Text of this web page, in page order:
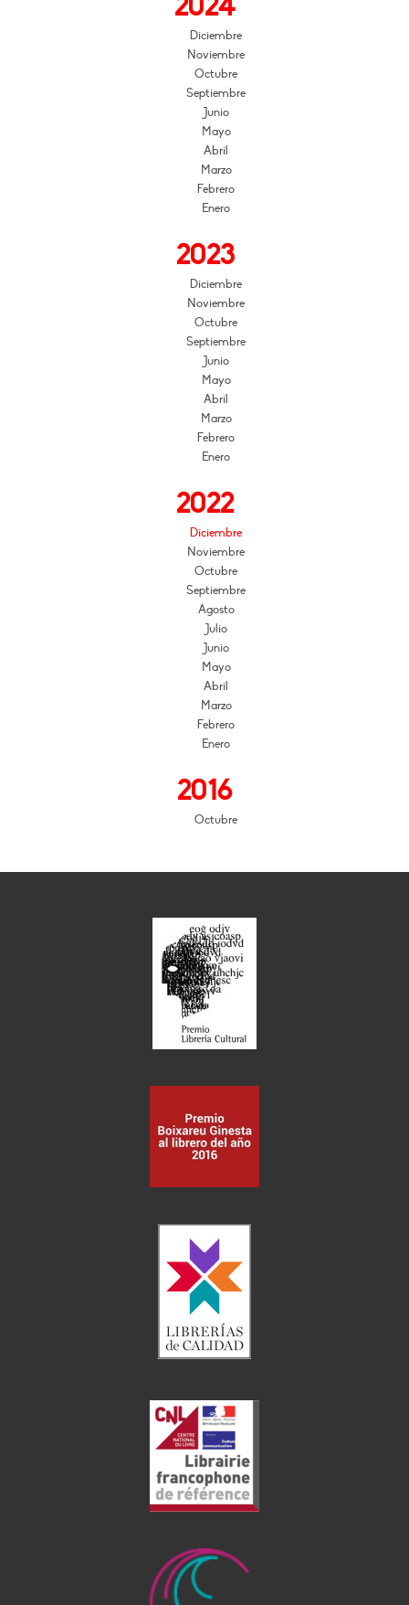
2024
Diciembre
Noviembre
Octubre
Septiembre
Junio
Mayo
Abril
Marzo
Febrero
Enero
2023
Diciembre
Noviembre
Octubre
Septiembre
Junio
Mayo
Abril
Marzo
Febrero
Enero
2022
Diciembre
Noviembre
Octubre
Septiembre
Agosto
Julio
Junio
Mayo
Abril
Marzo
Febrero
Enero
2016
Octubre